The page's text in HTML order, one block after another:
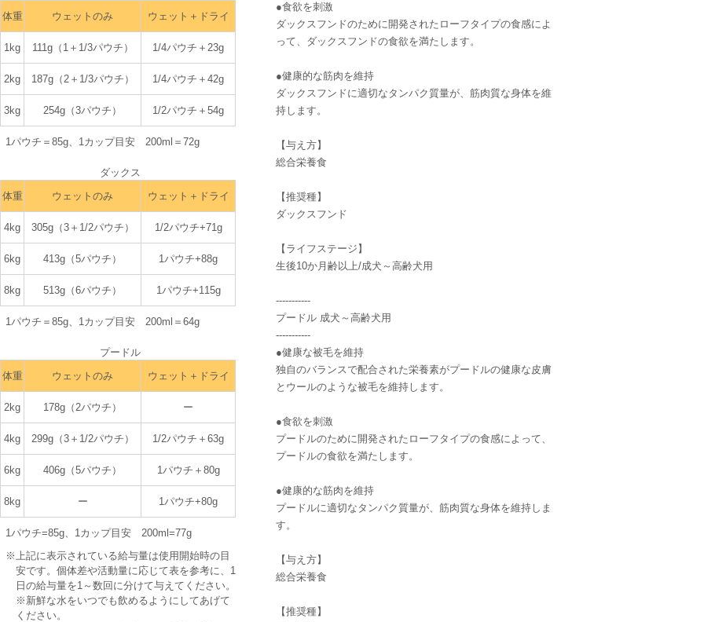
0.25%
ム
0.02%
カロリー90kcal/100ｇ
≪ダックスフンド≫
類、魚油、調味料（アミノ酸等）、加水分解甲殻類
（グルコサミン源）、マリーゴールド抽出物（ルテ
イン源）、加水分解軟骨（コンドロイチン硫酸
源）、アミノ酸類（タウリン、メチオニン、グリシ
ン、L-カルニチン）、増粘安定剤（増粘多糖類）、
ミネラル類（Na、P、Ca、K、Cl、Mg、Zn、Fe、
Cu、Mn、I、キレートミネラル（Zn、Mn、
Cu））、ビタミン類（D3、E、C、B1、ナイアシ
ン、パントテン酸カルシウム、B2、B6、葉酸、ビ
粗タンパ
6.5%以
粗脂肪
3.9%以
粗繊維
2.2%以
下
粗灰分
2.3%以
下
水分
82%以
カルシウム 0.31%
リン 0.27%
マグネシウ
ム
0.02%
カロリー93kcal/100ｇ
≪プードル≫
肉類（鶏、豚）、サーモン、コーンスターチ、セル
ロース、ひまわり油、魚油、糖類、調味料（アミノ
酸等）、マリーゴールド抽出物（ルテイン源）、ア
ミノ酸類（タウリン、メチオニン、グリシン、L-カ
ルニチン）、増粘安定剤（増粘多糖類）、ミネラル
I、キレートミネラル（Zn、Mn、Cu））、ビタミン
類（ナイアシン、C、D3、E、パントテン酸カルシ
ウム、B1、B2、葉酸、ビオチン、B6、B12）
粗タンパ
ク質
7%以上 粗脂肪
3.8%以
上
粗繊維
2.2%以
2.2%以
体重
ウェットのみ ウェット＋ドライ
1kg 111g（1＋1/3パウチ） 1/4パウチ＋23g
2kg 187g（2＋1/3パウチ） 1/4パウチ＋42g
3kg 254g（3パウチ） 1/2パウチ＋54g
1パウチ＝85g、1カップ目安 200ml＝72g
ダックス
体重
ウェットのみ ウェット＋ドライ
4kg 305g（3＋1/2パウチ） 1/2パウチ+71g
6kg 413g（5パウチ） 1パウチ+88g
8kg 513g（6パウチ） 1パウチ+115g
1パウチ＝85g、1カップ目安 200ml＝64g
プードル
体重
ウェットのみ ウェット＋ドライ
2kg 178g（2パウチ） ー
4kg 299g（3＋1/2パウチ） 1/2パウチ＋63g
6kg 406g（5パウチ） 1パウチ＋80g
8kg ー 1パウチ+80g
1パウチ=85g、1カップ目安 200ml=77g
※上記に表示されている給与量は使用開始時の目
安です。個体差や活動量に応じて表を参考に、1
日の給与量を1～数回に分けて与えてください。
※新鮮な水をいつでも飲めるようにしてあげて
ください。
●食欲を刺激
ダックスフンドのために開発されたローフタイプの食感によ
って、ダックスフンドの食欲を満たします。
●健康的な筋肉を維持
ダックスフンドに適切なタンパク質量が、筋肉質な身体を維
持します。
【与え方】
総合栄養食
【推奨種】
ダックスフンド
【ライフステージ】
生後10か月齢以上/成犬～高齢犬用
-----------
プードル 成犬～高齢犬用
-----------
●健康な被毛を維持
独自のバランスで配合された栄養素がプードルの健康な皮膚
とウールのような被毛を維持します。
●食欲を刺激
プードルのために開発されたローフタイプの食感によって、
プードルの食欲を満たします。
●健康的な筋肉を維持
プードルに適切なタンパク質量が、筋肉質な身体を維持しま
す。
【与え方】
総合栄養食
【推奨種】